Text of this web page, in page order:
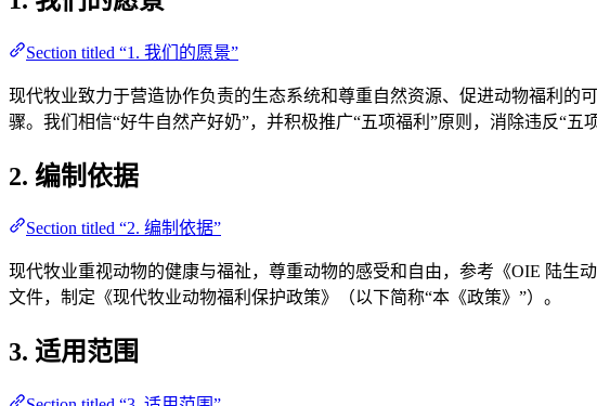
Section titled “1. 我们的愿景”
现代牧业致力于营造协作负责的生态系统和尊重自然资源、促进动物福利
骤。我们相信“好牛自然产好奶”，并积极推广“五项福利”原则，消除违反“五
2. 编制依据
Section titled “2. 编制依据”
现代牧业重视动物的健康与福祉，尊重动物的感受和自由，参考《OIE 陆生
文件，制定《现代牧业动物福利保护政策》（以下简称“本《政策》”）。
3. 适用范围